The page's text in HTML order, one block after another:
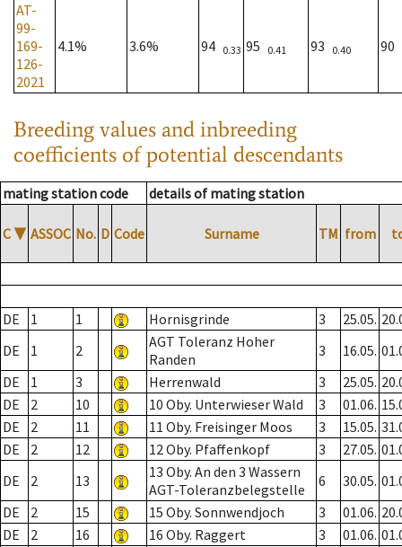
AT-
99-
169-
126-
2021
4.1% 3.6% 94 0.33 95 0.41 93 0.40 90
Breeding values and inbreeding
coefficients of potential descendants
mating station code details of mating station
C ▼ ASSOC No. D Code Surname TM from
DE 1 1 Hornisgrinde 3 25.05.
DE
1 2
AGT Toleranz Hoher
Randen
3 16.05.
DE
1 3 Herrenwald 3 25.05.
DE
2 10 10 Oby. Unterwieser Wald 3 01.06.
DE
2 11 11 Oby. Freisinger Moos 3 15.05.
DE
2 12 12 Oby. Pfaffenkopf 3 27.05.
DE
2 13
13 Oby. An den 3 Wassern
AGT-Toleranzbelegstelle
6 30.05.
DE
2 15 15 Oby. Sonnwendjoch 3 01.06.
DE
2 16 16 Oby. Raggert 3 01.06.